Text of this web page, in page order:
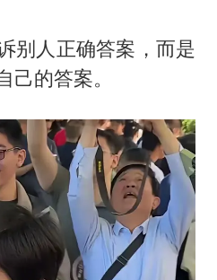
别人正确答案，而是
的答案。